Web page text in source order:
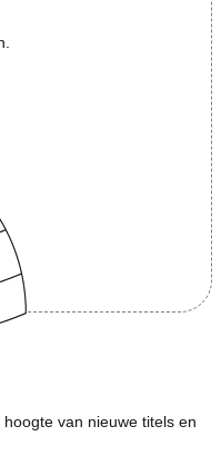
van nieuwe titels en